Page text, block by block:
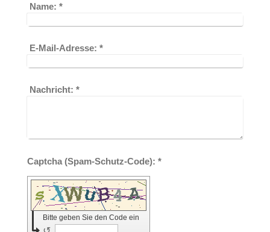
Name: *
E-Mail-Adresse: *
Nachricht: *
Captcha (Spam-Schutz-Code): *
Bitte geben Sie den Code ein